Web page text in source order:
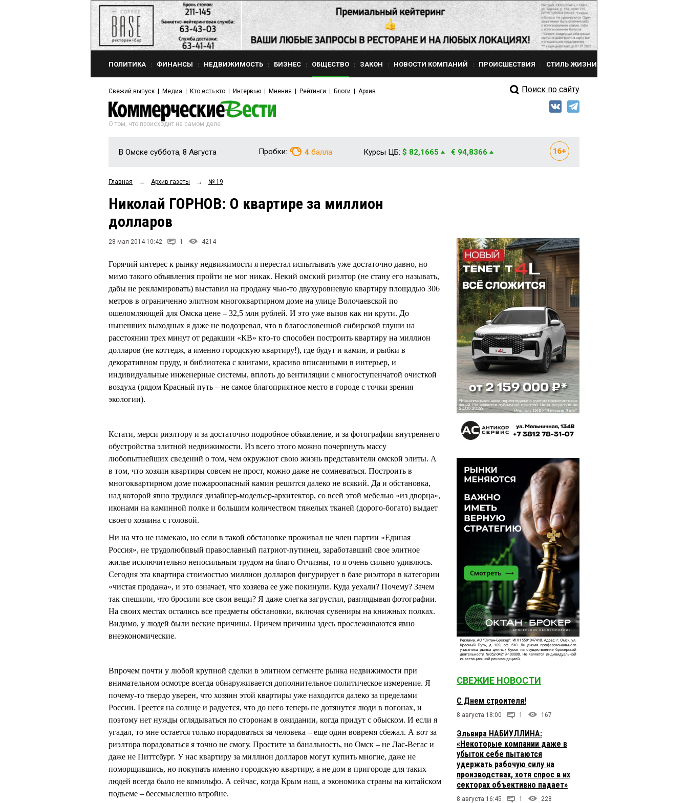
ПОЛИТИКА ФИНАНСЫ НЕДВИЖИМОСТЬ БИЗНЕС ОБЩЕСТВО ЗАКОН НОВОСТИ КОМПАНИЙ ПРОИСШЕСТВИЯ СТИЛЬ ЖИЗНИ
Свежий выпуск Медиа Кто есть кто Интервью Мнения Рейтинги Блоги Архив Поиск по сайту
О том, что происходит на самом деле
В Омске суббота, 8 Августа Пробки: 4 балла Курсы ЦБ: $ 82,1665 € 94,8366
Главная → Архив газеты → № 19
Николай ГОРНОВ: О квартире за миллион
долларов
28 мая 2014 10:42 1 4214
Горячий интерес к рынку недвижимости я перестал испытывать уже достаточно давно, но
мимо такого объявления пройти не мог никак. Некий омский риэлтор (не стану его называть,
дабы не рекламировать) выставил на продажу чью-то двухуровневую квартиру площадью 306
метров в ограниченно элитном многоквартирном доме на улице Волочаевской по
ошеломляющей для Омска цене – 32,5 млн рублей. И это уже вызов как ни крути. До
нынешних выходных я даже не подозревал, что в благословенной сибирской глуши на
расстоянии трех минут от редакции «КВ» кто-то способен построить квартиру на миллион
долларов (не коттедж, а именно городскую квартиру!), где будут и камин, и рыбки в
декоративном пруду, и библиотека с книгами, красиво вписанными в интерьер, и
индивидуальные инженерные системы, вплоть до вентиляции с многоступенчатой очисткой
воздуха (рядом Красный путь – не самое благоприятное место в городе с точки зрения
экологии).
Кстати, мерси риэлтору и за достаточно подробное объявление, и за фотографии внутреннего
обустройства элитной недвижимости. Из всего этого можно почерпнуть массу
любопытнейших сведений о том, чем окружают свою жизнь представители омской элиты. А
в том, что хозяин квартиры совсем не прост, можно даже не сомневаться. Построить в
многоквартирном доме пожароопасный камин решится далеко не всякий. Да и обстановка,
над которой явно трудился дизайнер-модельер-архитектор, со всей этой мебелью «из дворца»,
иконами на каминной полке и большим количеством тяжелых тканей (дорого-богато) выдает
своего хозяина с головой.
Ни на что не намекаю, но если в такой обстановке проживал не член партии «Единая
Россия», не трудолюбивый православный патриот-путинец, заработавший свое элитное
жилье исключительно непосильным трудом на благо Отчизны, то я очень сильно удивлюсь.
Сегодня эта квартира стоимостью миллион долларов фигурирует в базе риэлтора в категории
«чистая продажа», и это означает, что хозяева ее уже покинули. Куда уехали? Почему? Зачем
так спешили, что бросили все свои вещи? Я даже слегка загрустил, разглядывая фотографии.
На своих местах остались все предметы обстановки, включая сувениры на книжных полках.
Видимо, у людей были веские причины. Причем причины здесь прослеживаются явно
внеэкономические.
Впрочем почти у любой крупной сделки в элитном сегменте рынка недвижимости при
внимательном осмотре всегда обнаруживается дополнительное политическое измерение. Я
почему-то твердо уверен, что хозяин этой квартиры уже находится далеко за пределами
России. Греется на солнце и радуется, что до него теперь не дотянутся люди в погонах, и
поэтому нет нужды оглядываться по сторонам в ожидании, когда придут с обыском. И если я
угадал, то мне остается только порадоваться за человека – еще один вовремя сбежал. А вот за
риэлтора порадоваться я точно не смогу. Простите за банальность, но Омск – не Лас-Вегас и
даже не Питтсбург. У нас квартиру за миллион долларов могут купить многие, даже не
поморщившись, но покупать именно городскую квартиру, а не дом в пригороде для таких
людей всегда было не комильфо. А сейчас, когда Крым наш, а экономика страны на китайском
подъеме – бессмысленно втройне.
СВЕЖИЕ НОВОСТИ
С Днем строителя!
8 августа 18:00 1 167
Эльвира НАБИУЛЛИНА:
«Некоторые компании даже в
убыток себе пытаются
удержать рабочую силу на
производствах, хотя спрос в их
секторах объективно падает»
8 августа 16:45 1 228